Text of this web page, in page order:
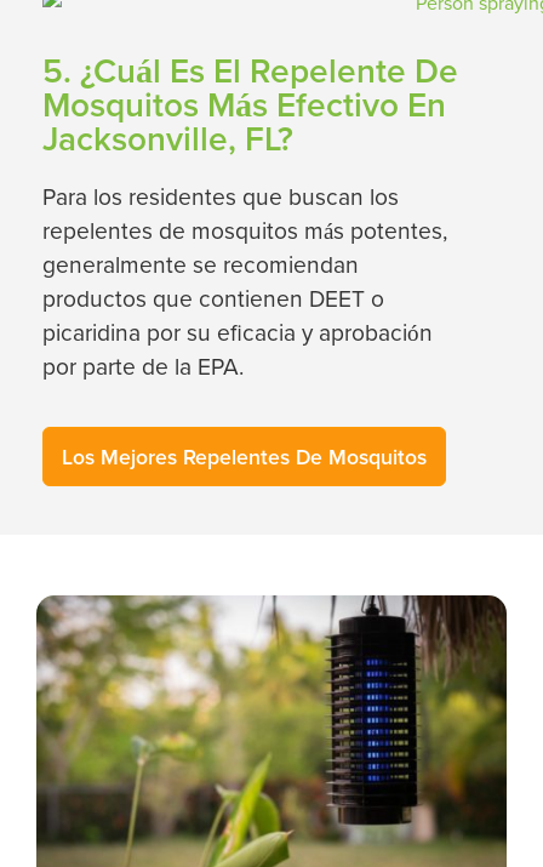
5. ¿Cuál Es El Repelente De
Mosquitos Más Efectivo En
Jacksonville, FL?
Para los residentes que buscan los
repelentes de mosquitos más potentes,
generalmente se recomiendan
productos que contienen DEET o
picaridina por su eficacia y aprobación
por parte de la EPA.
Los Mejores Repelentes De Mosquitos